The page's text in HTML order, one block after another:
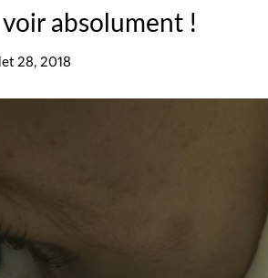
absolument !
28, 2018